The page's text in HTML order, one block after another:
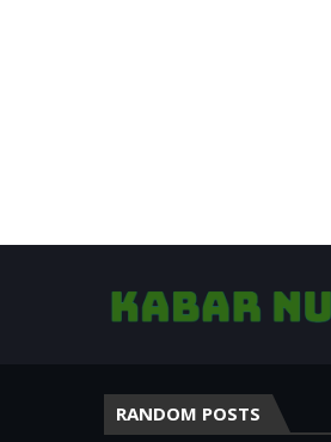
RANDOM POSTS